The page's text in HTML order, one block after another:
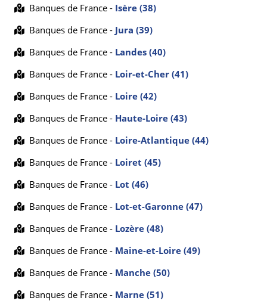
Banques de France - Isère (38)
Banques de France - Jura (39)
Banques de France - Landes (40)
Banques de France - Loir-et-Cher (41)
Banques de France - Loire (42)
Banques de France - Haute-Loire (43)
Banques de France - Loire-Atlantique (44)
Banques de France - Loiret (45)
Banques de France - Lot (46)
Banques de France - Lot-et-Garonne (47)
Banques de France - Lozère (48)
Banques de France - Maine-et-Loire (49)
Banques de France - Manche (50)
Banques de France - Marne (51)